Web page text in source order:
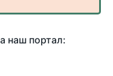
наш портал: